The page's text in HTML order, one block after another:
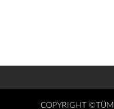
COPYRIGHT